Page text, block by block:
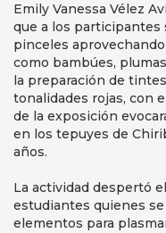
Emily Vanessa Vélez
que a los participantes
pinceles
como bambúes,
la preparación de
tonalidades rojas, con
de la exposición
en los tepuyes de
años.
La actividad despertó
estudiantes quienes
elementos para